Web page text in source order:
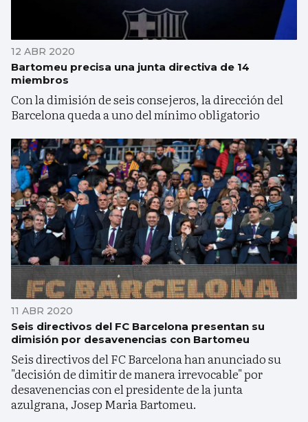
12 ABR 2020
Bartomeu precisa una junta directiva de 14
miembros
Con la dimisión de seis consejeros, la dirección del
Barcelona queda a uno del mínimo obligatorio
11 ABR 2020
Seis directivos del FC Barcelona presentan su
dimisión por desavenencias con Bartomeu
Seis directivos del FC Barcelona han anunciado su
"decisión de dimitir de manera irrevocable" por
desavenencias con el presidente de la junta
azulgrana, Josep Maria Bartomeu.